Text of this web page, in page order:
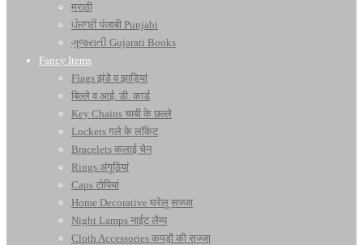
मराठी
ਪੰਜਾਬੀ पंजाबी Punjabi
ગુજરાતી Gujarati Books
Fancy Items
Flags झंडे व झाड़ियां
बिल्ले व आई. डी. कार्ड
Key Chains चाबी के छल्ले
Lockets गले के लॉकेट
Bracelets कलाई चेन
Rings अंगूठियां
Caps टोपियां
Home Decorative घरेलू सज्जा
Night Lamps नाईट लैम्प
Cloth Accessories कपड़ों की सज्जा